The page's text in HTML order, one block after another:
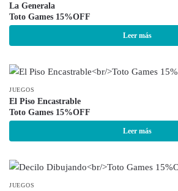
La Generala
Toto Games 15%OFF
Leer más
JUEGOS
El Piso Encastrable
Toto Games 15%OFF
Leer más
JUEGOS